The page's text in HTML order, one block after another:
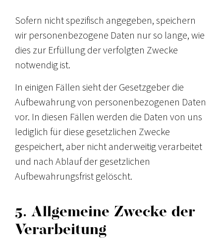
Sofern nicht spezifisch angegeben, speichern
wir personenbezogene Daten nur so lange, wie
dies zur Erfüllung der verfolgten Zwecke
notwendig ist.
In einigen Fällen sieht der Gesetzgeber die
Aufbewahrung von personenbezogenen Daten
vor. In diesen Fällen werden die Daten von uns
lediglich für diese gesetzlichen Zwecke
gespeichert, aber nicht anderweitig verarbeitet
und nach Ablauf der gesetzlichen
Aufbewahrungsfrist gelöscht.
5. Allgemeine Zwecke der
Verarbeitung